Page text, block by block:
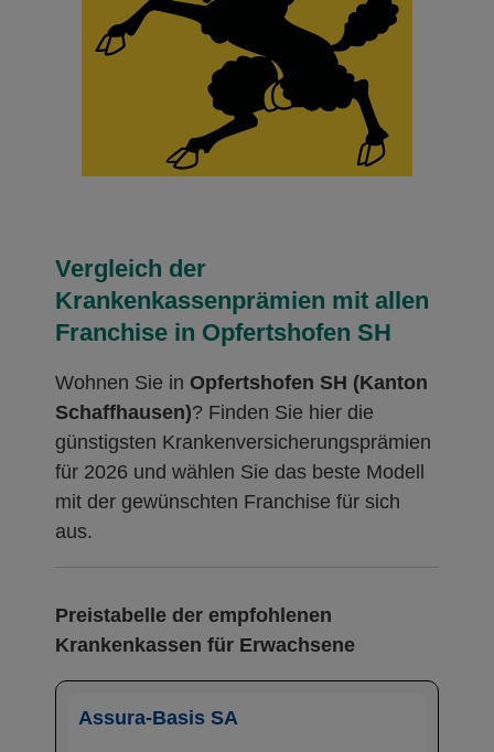
Vergleich der
Krankenkassenprämien mit allen
Franchise in Opfertshofen SH
Wohnen Sie in Opfertshofen SH (Kanton
Schaffhausen)? Finden Sie hier die
günstigsten Krankenversicherungsprämien
für 2026 und wählen Sie das beste Modell
mit der gewünschten Franchise für sich
aus.
Preistabelle der empfohlenen
Krankenkassen für Erwachsene
Assura-Basis SA